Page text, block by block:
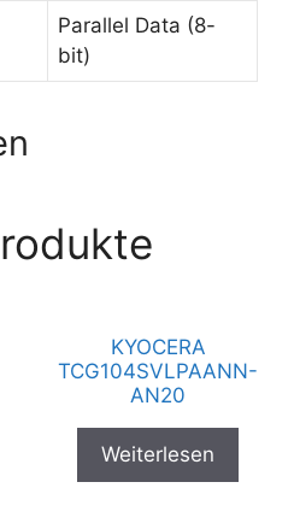
Parallel Data (8-
bit)
KYOCERA
TCG104SVLPAANN-
AN20
Weiterlesen